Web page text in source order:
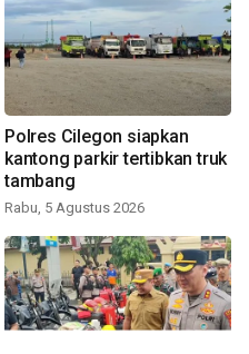
Polres Cilegon siapkan
kantong parkir tertibkan truk
tambang
Rabu, 5 Agustus 2026